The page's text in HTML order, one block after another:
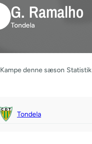
G. Ramalho
Tondela
Kampe denne sæson Statistik
Tondela